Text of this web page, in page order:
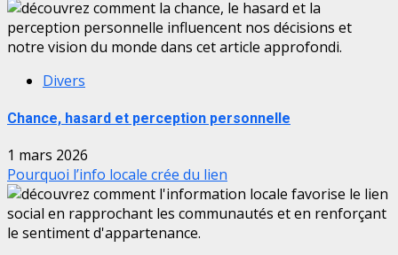
Divers
Chance, hasard et perception personnelle
1 mars 2026
Pourquoi l’info locale crée du lien